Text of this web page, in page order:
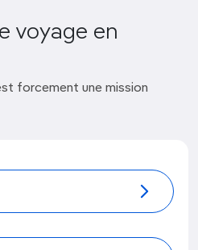
voyage en
forcement une mission